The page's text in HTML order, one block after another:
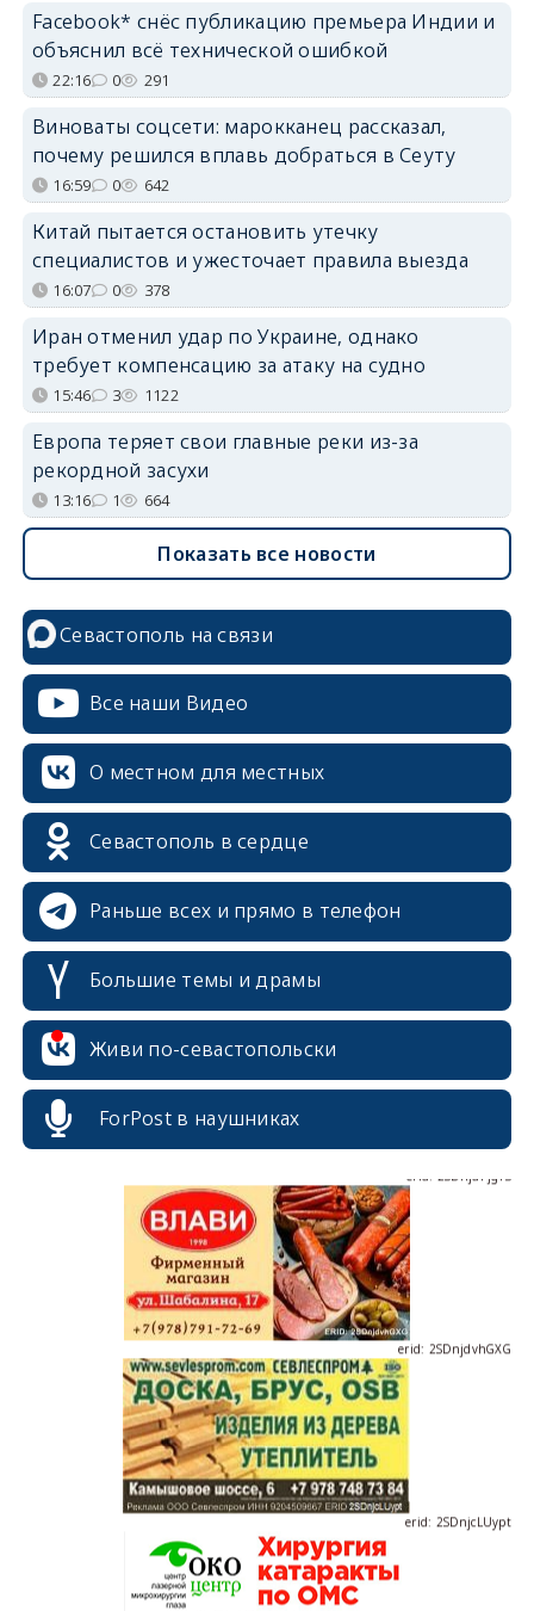
Facebook* снёс публикацию премьера Индии и
объяснил всё технической ошибкой
22:16 0 291
Виноваты соцсети: марокканец рассказал,
почему решился вплавь добраться в Сеуту
16:59 0 642
Китай пытается остановить утечку
специалистов и ужесточает правила выезда
16:07 0 378
Иран отменил удар по Украине, однако
требует компенсацию за атаку на судно
15:46 3 1122
Европа теряет свои главные реки из-за
рекордной засухи
13:16 1 664
Показать все новости
Севастополь на связи
Все наши Видео
О местном для местных
Севастополь в сердце
Раньше всех и прямо в телефон
Большие темы и драмы
Живи по-севастопольски
ForPost в наушниках
erid: 2SDnjdvhGXG
erid: 2SDnjcLUypt